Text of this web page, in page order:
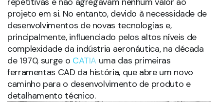
projeto em si. No entanto, devido à necessidade de
desenvolvimentos de novas tecnologias e,
principalmente, influenciado pelos altos níveis de
complexidade da indústria aeronáutica, na década
de 1970, surge o CATIA uma das primeiras
ferramentas CAD da história, que abre um novo
caminho para o desenvolvimento de produto e
detalhamento técnico.